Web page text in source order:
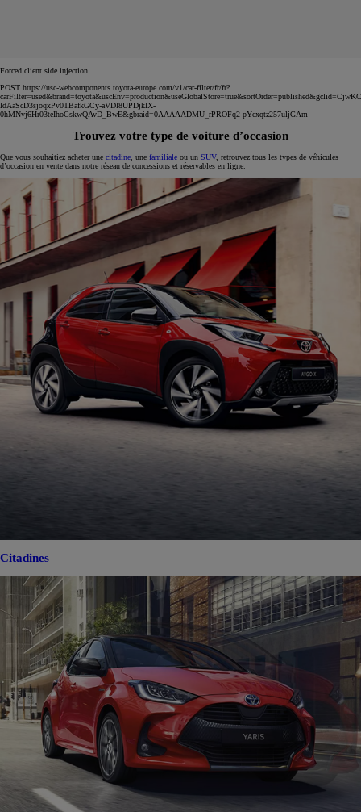
Forced client side injection
POST https://usc-webcomponents.toyota-europe.com/v1/car-filter/fr/fr?
ldAaScD3sjoqxPv0TBafkGCy-aVDI8UPDjklX-
0hMNvj6Hr03teIhoCskwQAvD_BwE&gbraid=0AAAAADMU_rPROFq2-pYcxqtz257uljGAm
Trouvez votre type de voiture d’occasion
Que vous souhaitiez acheter une citadine , une familiale ou un SUV, retrouvez tous les types de véhicules
d’occasion en vente dans notre réseau de concessions et réservables en ligne.
Citadines